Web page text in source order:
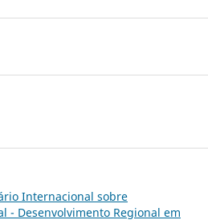
Internacional sobre
- Desenvolvimento Regional em